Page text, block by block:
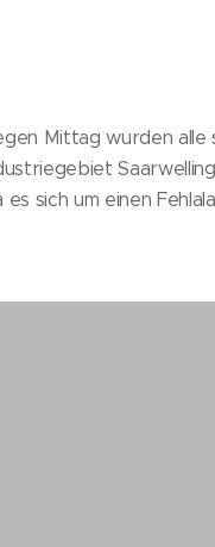
Mittag wurden alle
es sich um einen